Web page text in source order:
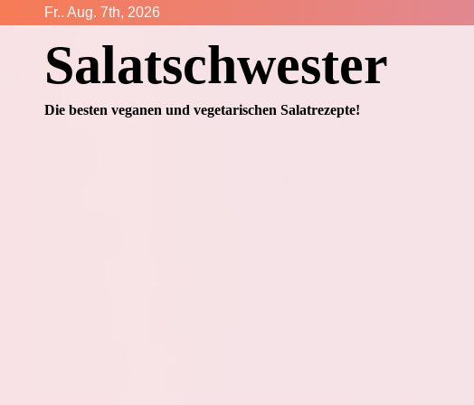
springen
Fr.. Aug. 7th, 2026
Salatschwester
Die besten veganen und vegetarischen Salatrezepte!